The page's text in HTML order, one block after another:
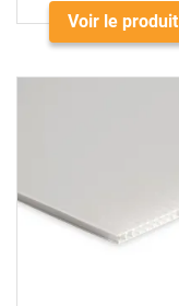
Voir le produit